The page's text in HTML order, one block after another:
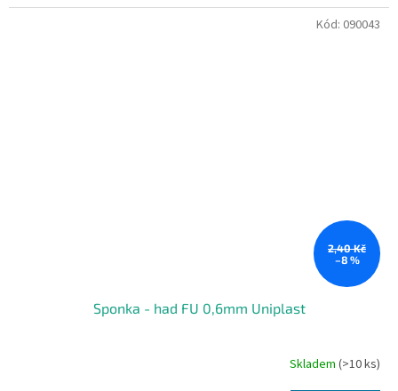
2,40 Kč
–8 %
Sponka - had FU 0,6mm Uniplast
Skladem (>10 ks)
Kód: 090043